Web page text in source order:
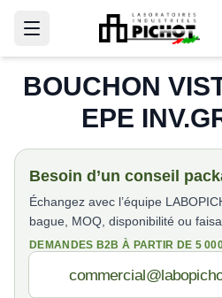
BOUCHON
EPE
Besoin d’un conseil
Échangez avec l’équipe
bague, MOQ, disponibilité ou
DEMANDES B2B À PARTIR DE 5